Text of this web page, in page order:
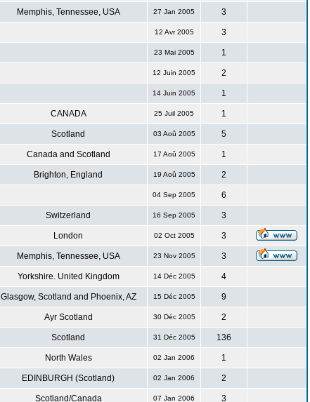
Memphis, Tennessee, USA 27 Jan 2005 3
12 Avr 2005 3
23 Mai 2005 1
12 Juin 2005 2
14 Juin 2005 1
CANADA 25 Juil 2005 1
Scotland 03 Aoû 2005 5
Canada and Scotland 17 Aoû 2005 1
Brighton, England 19 Aoû 2005 2
04 Sep 2005 6
Switzerland 16 Sep 2005 3
London 02 Oct 2005 3
Memphis, Tennessee, USA 23 Nov 2005 3
Yorkshire. United Kingdom 14 Déc 2005 4
Glasgow, Scotland and Phoenix, AZ 15 Déc 2005 9
Ayr Scotland 30 Déc 2005 2
Scotland 31 Déc 2005 136
North Wales 02 Jan 2006 1
EDINBURGH (Scotland) 02 Jan 2006 2
Scotland/Canada 07 Jan 2006 3